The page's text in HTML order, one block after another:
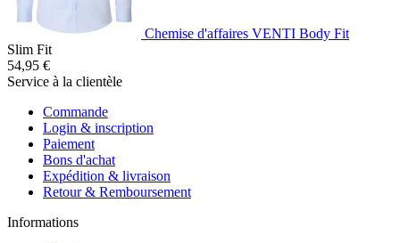
Chemise d'affaires VENTI Body Fit
Slim Fit
54,95 €
Service à la clientèle
Commande
Login & inscription
Paiement
Bons d'achat
Expédition & livraison
Retour & Remboursement
Informations